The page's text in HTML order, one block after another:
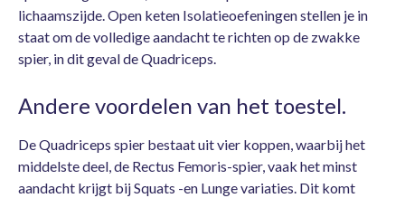
lichaamszijde. Open keten Isolatieoefeningen stellen je in
staat om de volledige aandacht te richten op de zwakke
spier, in dit geval de Quadriceps.
Andere voordelen van het toestel.
De Quadriceps spier bestaat uit vier koppen, waarbij het
middelste deel, de Rectus Femoris-spier, vaak het minst
aandacht krijgt bij Squats -en Lunge variaties. Dit komt